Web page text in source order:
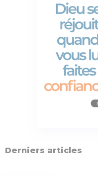
Derniers articles